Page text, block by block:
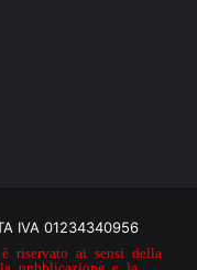
IVA 01234340956
riservato ai sensi della
pubblicazione e la